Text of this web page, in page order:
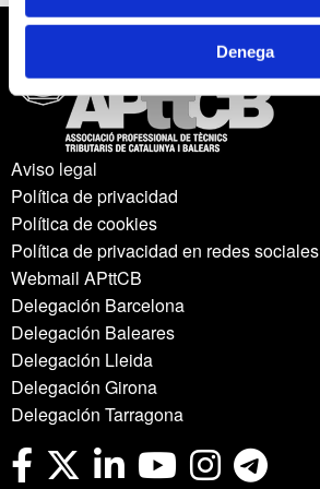
Denega
Aviso legal
Política de privacidad
Política de cookies
Política de privacidad en redes sociales
Webmail APttCB
Delegación Barcelona
Delegación Baleares
Delegación Lleida
Delegación Girona
Delegación Tarragona